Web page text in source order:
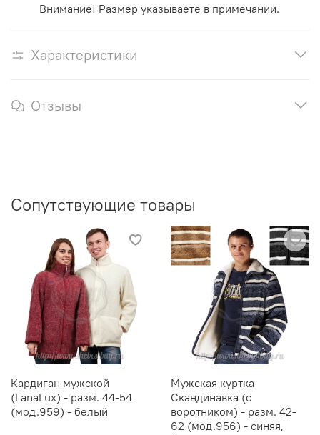
Внимание! Размер указываете в примечании.
Характеристики
Отзывы
Сопутствующие товары
Кардиган мужской
(LanaLux) - разм. 44-54
(мод.959) - белый
Мужская куртка
Скандинавка (с
воротником) - разм. 42-
62 (мод.956) - синяя,